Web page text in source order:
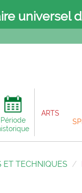
universel
Période
ARTS
ET TECHNIQUES